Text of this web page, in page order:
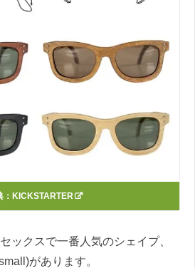
： KICKSTARTER
ックスで一番人気のシェイプ、
があります。